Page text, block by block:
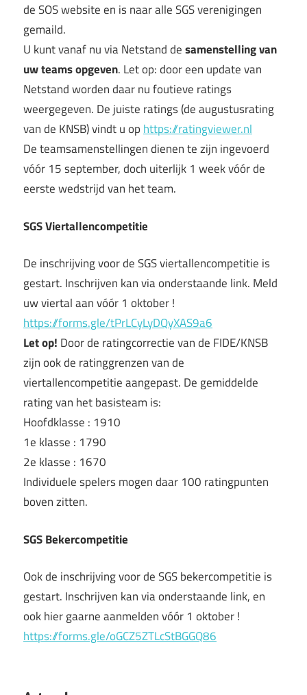
de SOS website en is naar alle SGS verenigingen
gemaild.
U kunt vanaf nu via Netstand desamenstelling van
uw teams opgeven. Let op: door een update van
Netstand worden daar nu foutieve ratings
weergegeven. De juiste ratings (de augustusrating
van de KNSB) vindt u ophttps://ratingviewer.nl
De teamsamenstellingen dienen te zijn ingevoerd
vóór 15 september, doch uiterlijk 1 week vóór de
eerste wedstrijd van het team.
SGS Viertallencompetitie
De inschrijving voor de SGS viertallencompetitie is
gestart. Inschrijven kan via onderstaande link. Meld
uw viertal aan vóór 1 oktober !
https://forms.gle/tPrLCyLyDQyXAS9a6
Let op! Door de ratingcorrectie van de FIDE/KNSB
zijn ook de ratinggrenzen van de
viertallencompetitie aangepast. De gemiddelde
rating van het basisteam is:
Hoofdklasse : 1910
1e klasse : 1790
2e klasse : 1670
Individuele spelers mogen daar 100 ratingpunten
boven zitten.
SGS Bekercompetitie
Ook de inschrijving voor de SGS bekercompetitie is
gestart. Inschrijven kan via onderstaande link, en
ook hier gaarne aanmelden vóór 1 oktober !
https://forms.gle/oGCZ5ZTLcStBGGQ86